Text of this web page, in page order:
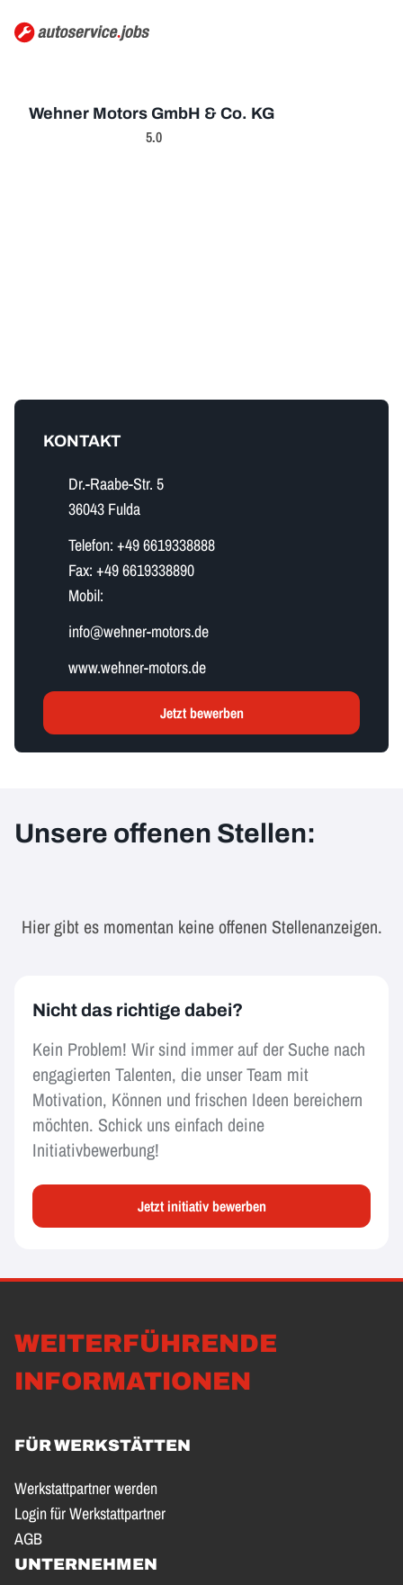
Wehner Motors GmbH & Co. KG
5.0
KONTAKT
Dr.-Raabe-Str. 5
36043 Fulda
Telefon: +49 6619338888
Fax: +49 6619338890
Mobil:
i​n​f​o​@wehner-motors.de
www.wehner-motors.de
Jetzt bewerben
Unsere offenen Stellen:
Hier gibt es momentan keine offenen Stellenanzeigen.
Nicht das richtige dabei?
Kein Problem! Wir sind immer auf der Suche nach
engagierten Talenten, die unser Team mit
Motivation, Können und frischen Ideen bereichern
möchten. Schick uns einfach deine
Initiativbewerbung!
Jetzt initiativ bewerben
WEITERFÜHRENDE
INFORMATIONEN
FÜR WERKSTÄTTEN
Werkstattpartner werden
Login für Werkstattpartner
AGB
UNTERNEHMEN